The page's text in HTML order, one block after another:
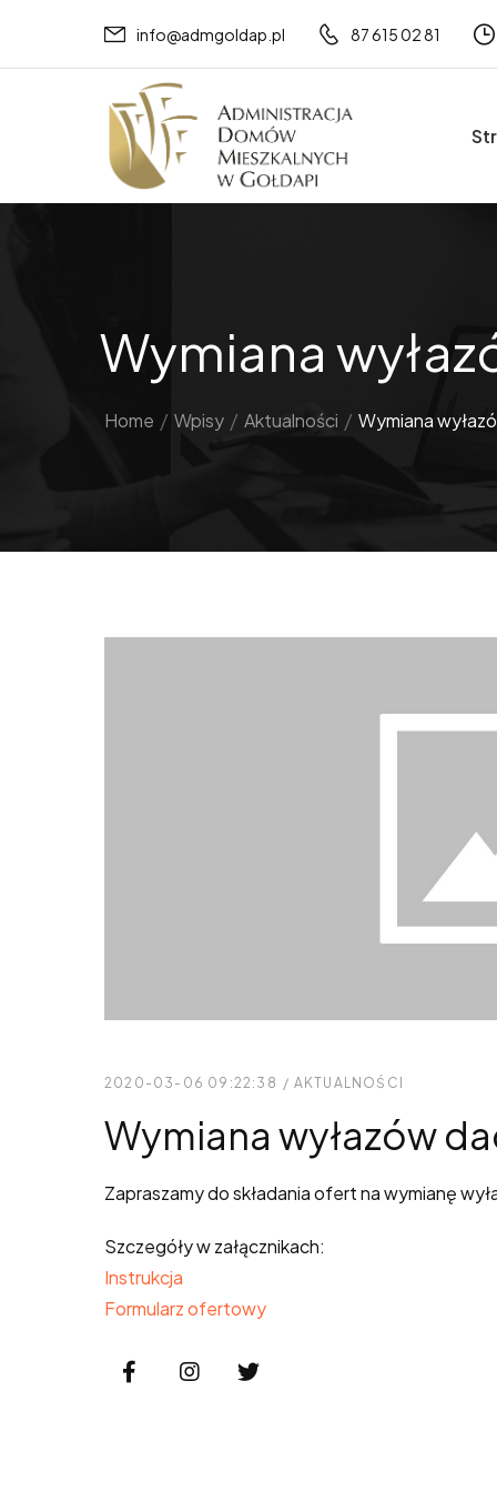
info@admgoldap.pl 87 615 02 81
Wymiana
Home / Wpisy / Aktualności / Wymiana
2020-03-06 09:22:38 / AKTUALNOŚCI
Wymiana wyłazów
Zapraszamy do składania ofert na wymianę
Szczegóły w załącznikach:
Instrukcja
Formularz ofertowy